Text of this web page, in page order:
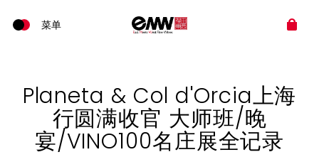
Planeta & Col d'Orcia上海
行圆满收官 大师班/晚
宴/VINO100名庄展全记录